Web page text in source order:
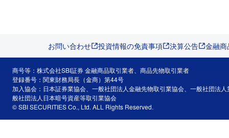
お問い合わせ 投資情報の免責事項 決算公告 金融
商号等：株式会社SBI証券 金融商品取引業者、商品先物取引業者
登録番号：関東財務局長（金商）第44号
加入協会：日本証券業協会、一般社団法人金融先物取引業協会、一般社団法
般社団法人日本暗号資産等取引業協会
© SBI SECURITIES Co., Ltd. ALL Rights Reserved.